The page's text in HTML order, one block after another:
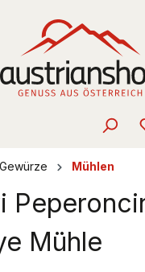
Gewürze Mühlen
Mühle